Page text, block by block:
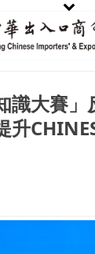
識大賽
升